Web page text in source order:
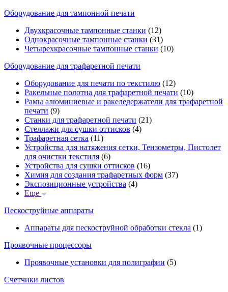
Оборудование для тампонной печати
Двухкрасочные тампонные станки (12)
Однокрасочные тампонные станки (31)
Четырехкрасочные тампонные станки (10)
Оборудование для трафаретной печати
Оборудование для печати по текстилю (12)
Ракельные полотна для трафаретной печати (10)
Рамы алюминиевые и ракеледержатели для трафаретной
печати (9)
Станки для трафаретной печати (21)
Стеллажи для сушки оттисков (4)
Трафаретная сетка (11)
Устройства для натяжения сетки, Тензометры, Пистолет
для очистки текстиля (6)
Устройства для сушки оттисков (16)
Химия для создания трафаретных форм (37)
Экспозиционные устройства (4)
Еще
Пескоструйные аппараты
Аппараты для пескоструйной обработки стекла (1)
Проявочные процессоры
Проявочные установки для полиграфии (5)
Счетчики листов